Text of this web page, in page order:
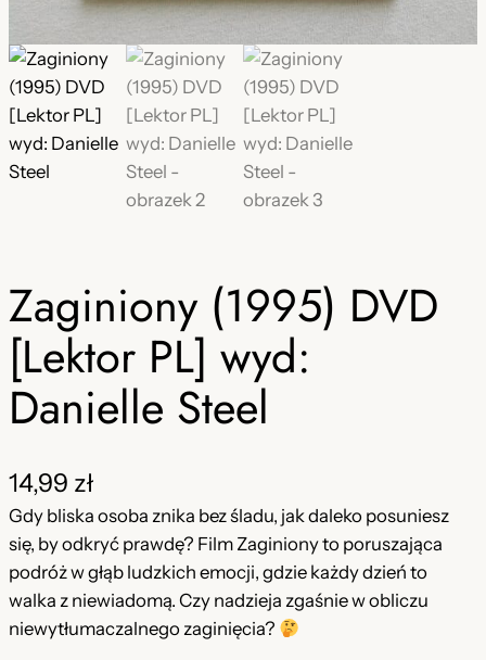
Zaginiony (1995) DVD
[Lektor PL] wyd:
Danielle Steel
14,99 zł
Gdy bliska osoba znika bez śladu, jak daleko posuniesz
się, by odkryć prawdę? Film Zaginiony to poruszająca
podróż w głąb ludzkich emocji, gdzie każdy dzień to
walka z niewiadomą. Czy nadzieja zgaśnie w obliczu
niewytłumaczalnego zaginięcia?